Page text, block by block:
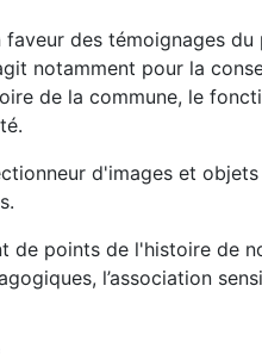
des témoignages du
notamment pour la
de la commune, le
d'images et
de points de l'histoire de
l’association